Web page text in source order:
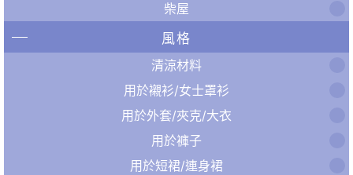
柴屋
風格
清涼材料
用於襯衫/女士罩衫
用於外套/夾克/大衣
用於褲子
用於短裙/連身裙